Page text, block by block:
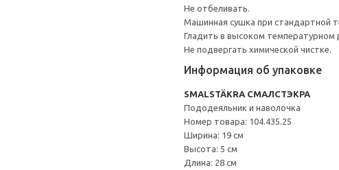
Не отбеливать.
Машинная сушка при стандартной
Гладить в высоком температурном
Не подвергать химической чистке.
Информация об упаковке
SMALSTÄKRA СМАЛСТЭКРА
Пододеяльник и наволочка
Номер товара: 104.435.25
Ширина: 19 см
Высота: 5 см
Длина: 28 см